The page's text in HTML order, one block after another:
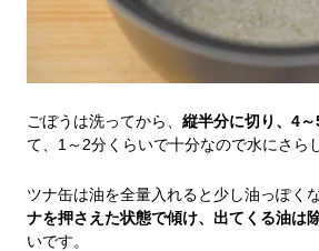
ごぼうは洗ってから、 縦半分に切り、4
て、1～2分くらいで十分なので水にさら
ツナ缶は油を全量入れると少し油っぽく
ナを押さえた状態で傾け、出てくる油は
いです。